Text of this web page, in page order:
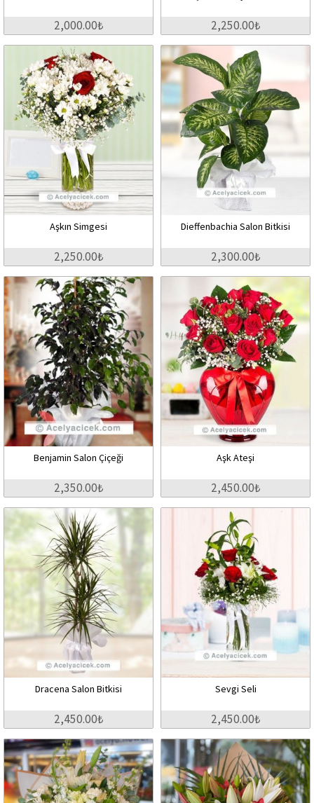
2,000.00₺ 2,250.00₺
Aşkın Simgesi
2,250.00₺
Dieffenbachia Salon Bitkisi
2,300.00₺
Benjamin Salon Çiçeği
2,350.00₺
Aşk Ateşi
2,450.00₺
Dracena Salon Bitkisi
2,450.00₺
Sevgi Seli
2,450.00₺